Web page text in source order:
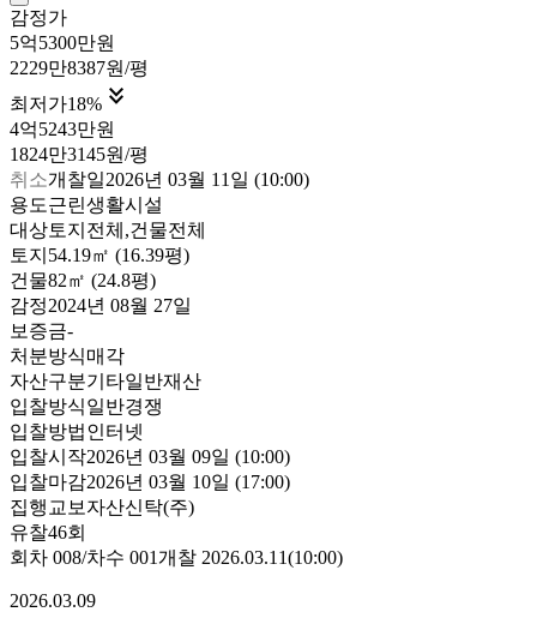
감정가
5억5300만원
2229만8387원/평
최저가18% 
4억5243만원
1824만3145원/평
취소개찰일2026년 03월 11일 (10:00)
용도근린생활시설
대상토지전체,건물전체
토지 54.19㎡ (16.39평)
건물82㎡ (24.8평)
감정2024년 08월 27일
보증금-
처분방식매각
자산구분기타일반재산
입찰방식일반경쟁
입찰방법인터넷
입찰시작2026년 03월 09일 (10:00)
입찰마감2026년 03월 10일 (17:00)
집행 교보자산신탁(주)
유찰46회
회차 008/차수 001개찰 2026.03.11(10:00)
2026.03.09